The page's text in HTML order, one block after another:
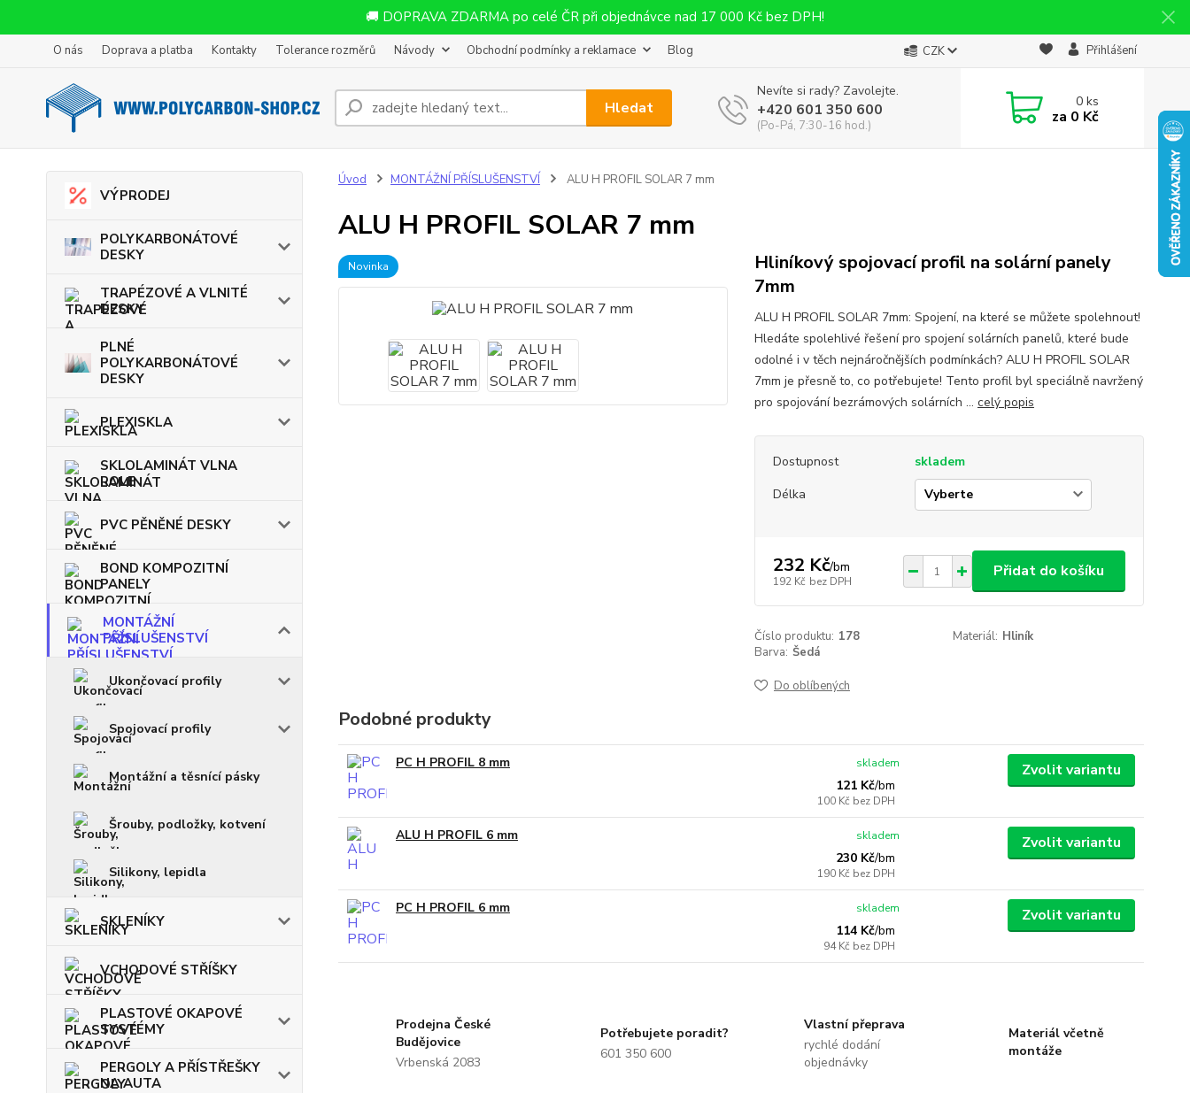
🚚 DOPRAVA ZDARMA po celé ČR při objednávce nad 17 000 Kč bez DPH!
O nás Doprava a platba Kontakty Tolerance rozměrů Návody Obchodní podmínky a reklamace Blog CZK Přihlášení
Hledat
Nevíte si rady? Zavolejte.
+420 601 350 600
(Po-Pá, 7:30-16 hod.)
0ks
za 0 Kč
VÝPRODEJ
POLYKARBONÁTOVÉ
DESKY
TRAPÉZOVÉ A VLNITÉ
DESKY
PLNÉ
POLYKARBONÁTOVÉ
DESKY
PLEXISKLA
SKLOLAMINÁT VLNA
ROLE
PVC PĚNĚNÉ DESKY
BOND KOMPOZITNÍ
PANELY
MONTÁŽNÍ
PŘÍSLUŠENSTVÍ
Ukončovací profily
Spojovací profily
Montážní a těsnící pásky
Šrouby, podložky, kotvení
Silikony, lepidla
SKLENÍKY
VCHODOVÉ STŘÍŠKY
PLASTOVÉ OKAPOVÉ
SYSTÉMY
PERGOLY A PŘÍSTŘEŠKY
NA AUTA
Úvod MONTÁŽNÍ PŘÍSLUŠENSTVÍ ALU H PROFIL SOLAR 7 mm
ALU H PROFIL SOLAR 7 mm
Novinka
Hliníkový spojovací profil na solární panely
7mm
ALU H PROFIL SOLAR 7mm: Spojení, na které se můžete spolehnout!
Hledáte spolehlivé řešení pro spojení solárních panelů, které bude
odolné i v těch nejnáročnějších podmínkách? ALU H PROFIL SOLAR
7mm je přesně to, co potřebujete! Tento profil byl speciálně navržený
pro spojování bezrámových solárních ... celý popis
Dostupnost
skladem
Délka
232 Kč/bm
192 Kč bez DPH
Přidat do košíku
Číslo produktu: 178 Materiál: Hliník
Barva: Šedá
Do oblíbených
Podobné produkty
PC H PROFIL 8 mm
121 Kč/bm
100 Kč bez DPH
skladem Zvolit variantu
ALU H PROFIL 6 mm
230 Kč/bm
190 Kč bez DPH
skladem Zvolit variantu
PC H PROFIL 6 mm
114 Kč/bm
94 Kč bez DPH
skladem Zvolit variantu
Prodejna České
Budějovice
Vrbenská 2083
Potřebujete poradit?
601 350 600
Vlastní přeprava
rychlé dodání
objednávky
Materiál včetně
montáže